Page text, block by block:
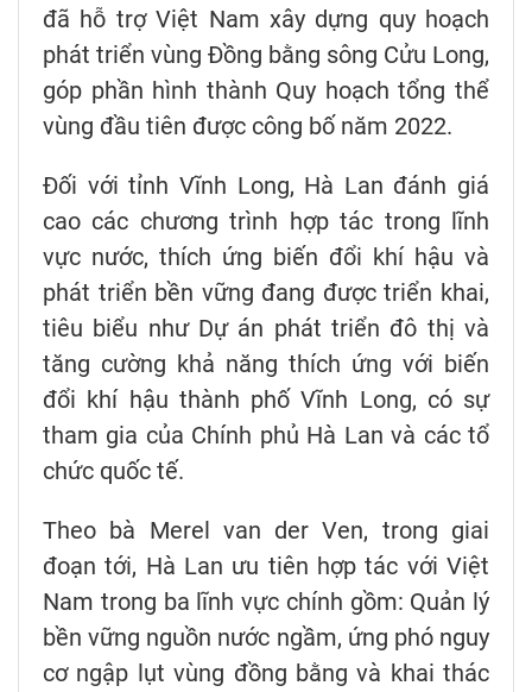
đã hỗ trợ Việt Nam xây dựng quy hoạch
phát triển vùng Đồng bằng sông Cửu Long,
góp phần hình thành Quy hoạch tổng thể
vùng đầu tiên được công bố năm 2022.
Đối với tỉnh Vĩnh Long, Hà Lan đánh giá
cao các chương trình hợp tác trong lĩnh
vực nước, thích ứng biến đổi khí hậu và
phát triển bền vững đang được triển khai,
tiêu biểu như Dự án phát triển đô thị và
tăng cường khả năng thích ứng với biến
đổi khí hậu thành phố Vĩnh Long, có sự
tham gia của Chính phủ Hà Lan và các tổ
chức quốc tế.
Theo bà Merel van der Ven, trong giai
đoạn tới, Hà Lan ưu tiên hợp tác với Việt
Nam trong ba lĩnh vực chính gồm: Quản lý
bền vững nguồn nước ngầm, ứng phó nguy
cơ ngập lụt vùng đồng bằng và khai thác